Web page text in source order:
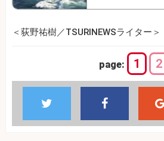
＜荻野祐樹／TSURINEWSライター＞
page: 1 2